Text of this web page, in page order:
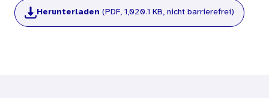
Herunterladen (PDF, 1,020.1 KB, nicht barrierefrei)